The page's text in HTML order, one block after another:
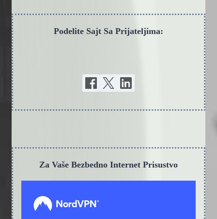
Podelite Sajt Sa Prijateljima:
Za Vaše Bezbedno Internet Prisustvo